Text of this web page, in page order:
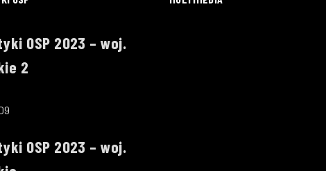
OSP 2023 – woj.
2
OSP 2023 – woj.